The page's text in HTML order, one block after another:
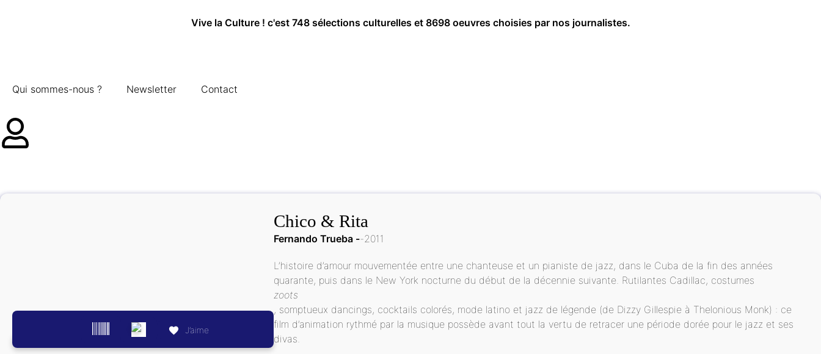
Vive la Culture ! c'est 748 sélections culturelles et 8698 oeuvres choisies par nos journalistes.
Qui sommes-nous ? Newsletter Contact
J’aime
Chico & Rita
Fernando Trueba 2011
L’histoire d’amour mouvementée entre une chanteuse et un pianiste de jazz, dans le Cuba de la fin des années
quarante, puis dans le New York nocturne du début de la décennie suivante. Rutilantes Cadillac, costumes
zoots
, somptueux dancings, cocktails colorés, mode latino et jazz de légende (de Dizzy Gillespie à Thelonious Monk) : ce
film d’animation rythmé par la musique possède avant tout la vertu de retracer une période dorée pour le jazz et ses
divas.